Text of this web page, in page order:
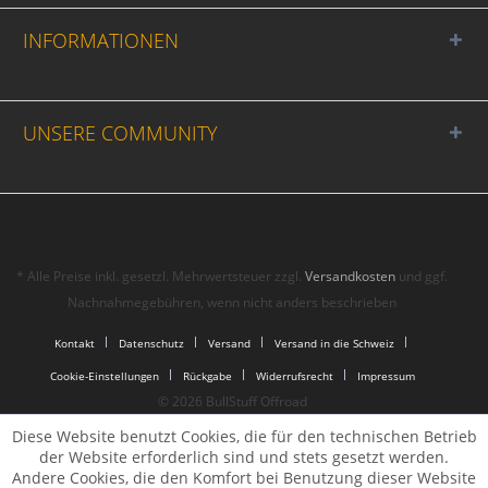
INFORMATIONEN
UNSERE COMMUNITY
* Alle Preise inkl. gesetzl. Mehrwertsteuer zzgl.Versandkosten und ggf.
Nachnahmegebühren, wenn nicht anders beschrieben
Kontakt Datenschutz Versand Versand in die Schweiz
Cookie-Einstellungen Rückgabe Widerrufsrecht Impressum
© 2026 BullStuff Offroad
Diese Website benutzt Cookies, die für den technischen Betrieb
der Website erforderlich sind und stets gesetzt werden.
Andere Cookies, die den Komfort bei Benutzung dieser Website